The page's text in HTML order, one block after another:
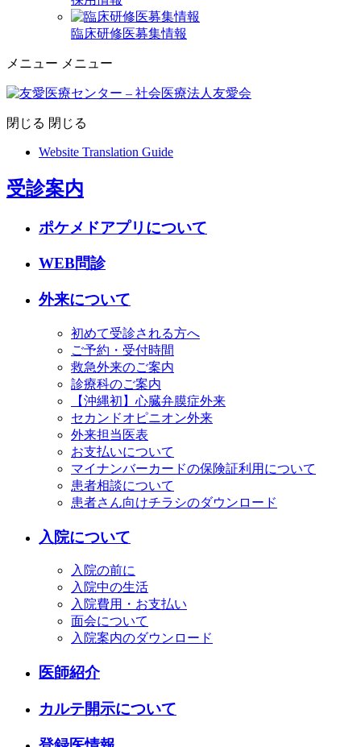
臨床研修医募集情報
メニュー メニュー
閉じる 閉じる
Website Translation Guide
受診案内
ポケメドアプリについて
WEB問診
外来について
初めて受診される方へ
ご予約・受付時間
救急外来のご案内
診療科のご案内
【沖縄初】心臓弁膜症外来
セカンドオピニオン外来
外来担当医表
お支払いについて
マイナンバーカードの保険証利用について
患者相談について
患者さん向けチラシのダウンロード
入院について
入院の前に
入院中の生活
入院費用・お支払い
面会について
入院案内のダウンロード
医師紹介
カルテ開示について